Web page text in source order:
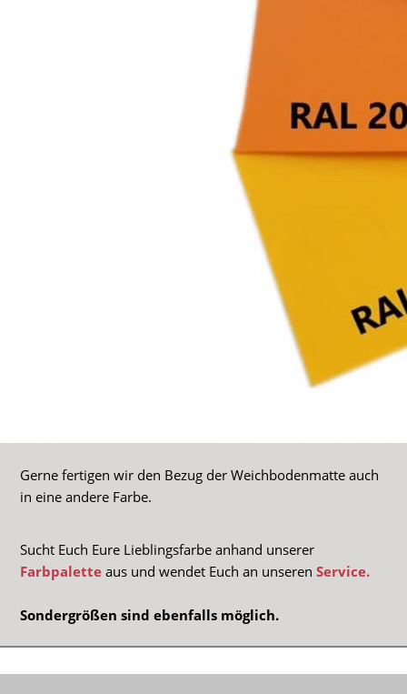
Gerne fertigen wir den Bezug der Weichbodenmatte auch
in eine andere Farbe.
Sucht Euch Eure Lieblingsfarbe anhand unserer
Farbpalette aus und wendet Euch an unserenService.
Sondergrößen sind ebenfalls möglich.